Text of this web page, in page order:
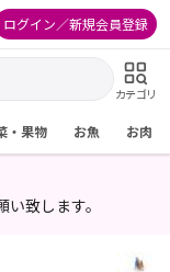
ログイン／新規会員登録
カテゴリ
・果物 お魚 お肉
い致します。